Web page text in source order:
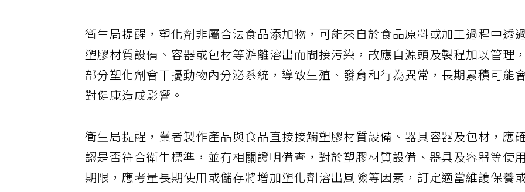
衛生局提醒，塑化劑非屬合法食品添加物，可能來自於食品原料或加工過程中透
塑膠材質設備、容器或包材等游離溶出而間接污染，故應自源頭及製程加以管理
部分塑化劑會干擾動物內分泌系統，導致生殖、發育和行為異常，長期累積可能
對健康造成影響。
衛生局提醒，業者製作產品與食品直接接觸塑膠材質設備、器具容器及包材，應
認是否符合衛生標準，並有相關證明備查，對於塑膠材質設備、器具及容器等使
期限，應考量長期使用或儲存將增加塑化劑溶出風險等因素，訂定適當維護保養